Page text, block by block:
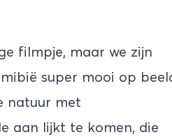
filmpje, maar we zijn
super mooi op
natuur met
aan lijkt te komen, die